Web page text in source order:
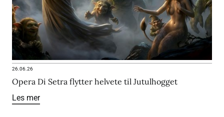
26.06.26
Opera Di Setra flytter helvete til Jutulhogget
Les mer